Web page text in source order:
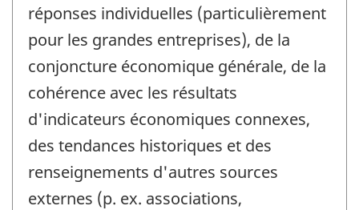
réponses individuelles (particulièrement
pour les grandes entreprises), de la
conjoncture économique générale, de la
cohérence avec les résultats
d'indicateurs économiques connexes,
des tendances historiques et des
renseignements d'autres sources
externes (p. ex. associations,